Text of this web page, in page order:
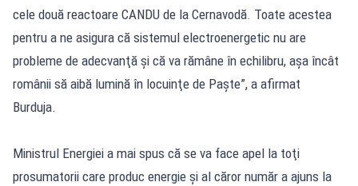
cele două reactoare CANDU de la Cernavodă. Toate acestea
pentru a ne asigura că sistemul electroenergetic nu are
probleme de adecvanţă şi că va rămâne în echilibru, aşa încât
românii să aibă lumină în locuinţe de Paşte”, a afirmat
Burduja.
Ministrul Energiei a mai spus că se va face apel la toţi
prosumatorii care produc energie şi al căror număr a ajuns la